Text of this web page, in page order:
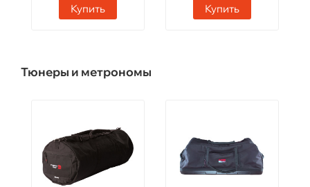
Купить Купить
Тюнеры и метрономы